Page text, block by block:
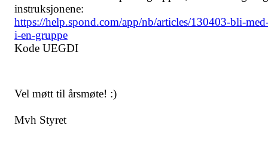
instruksjonene:
https://help.spond.com/app/nb/articles/130403-bli-
i-en-gruppe
Kode UEGDI
Vel møtt til årsmøte! :)
Mvh Styret